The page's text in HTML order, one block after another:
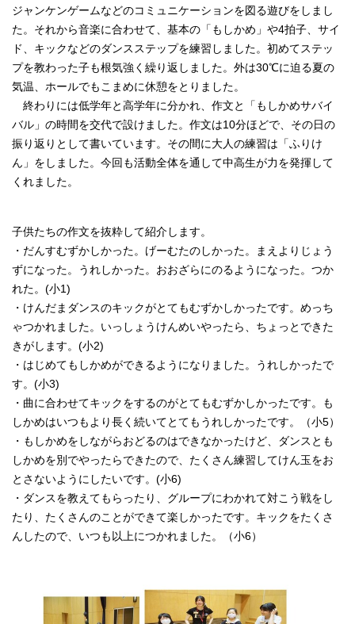
ジャンケンゲームなどのコミュニケーションを図る遊びをしまし
た。それから音楽に合わせて、基本の「もしかめ」や4拍子、サイ
ド、キックなどのダンスステップを練習しました。初めてステッ
プを教わった子も根気強く繰り返しました。外は30℃に迫る夏の
気温、ホールでもこまめに休憩をとりました。
終わりには低学年と高学年に分かれ、作文と「もしかめサバイ
バル」の時間を交代で設けました。作文は10分ほどで、その日の
振り返りとして書いています。その間に大人の練習は「ふりけ
ん」をしました。今回も活動全体を通して中高生が力を発揮して
くれました。
子供たちの作文を抜粋して紹介します。
・だんすむずかしかった。げーむたのしかった。まえよりじょう
ずになった。うれしかった。おおざらにのるようになった。つか
れた。(小1)
・けんだまダンスのキックがとてもむずかしかったです。めっち
ゃつかれました。いっしょうけんめいやったら、ちょっとできた
きがします。(小2)
・はじめてもしかめができるようになりました。うれしかったで
す。(小3)
・曲に合わせてキックをするのがとてもむずかしかったです。も
しかめはいつもより長く続いてとてもうれしかったです。（小5）
・もしかめをしながらおどるのはできなかったけど、ダンスとも
しかめを別でやったらできたので、たくさん練習してけん玉をお
とさないようにしたいです。(小6)
・ダンスを教えてもらったり、グループにわかれて対こう戦をし
たり、たくさんのことができて楽しかったです。キックをたくさ
んしたので、いつも以上につかれました。（小6）